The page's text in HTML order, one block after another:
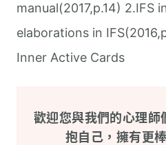
manual(2017,p.14) 2.IFS
elaborations in
Inner Active Cards
歡迎您與我們的心理師
抱自己，擁有更